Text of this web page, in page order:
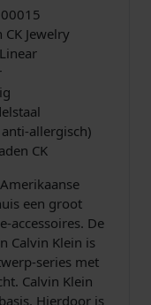
Jewelry
allergisch)
CK
een groot
accessoires. De
Calvin Klein is
series met
Calvin Klein
Hierdoor is